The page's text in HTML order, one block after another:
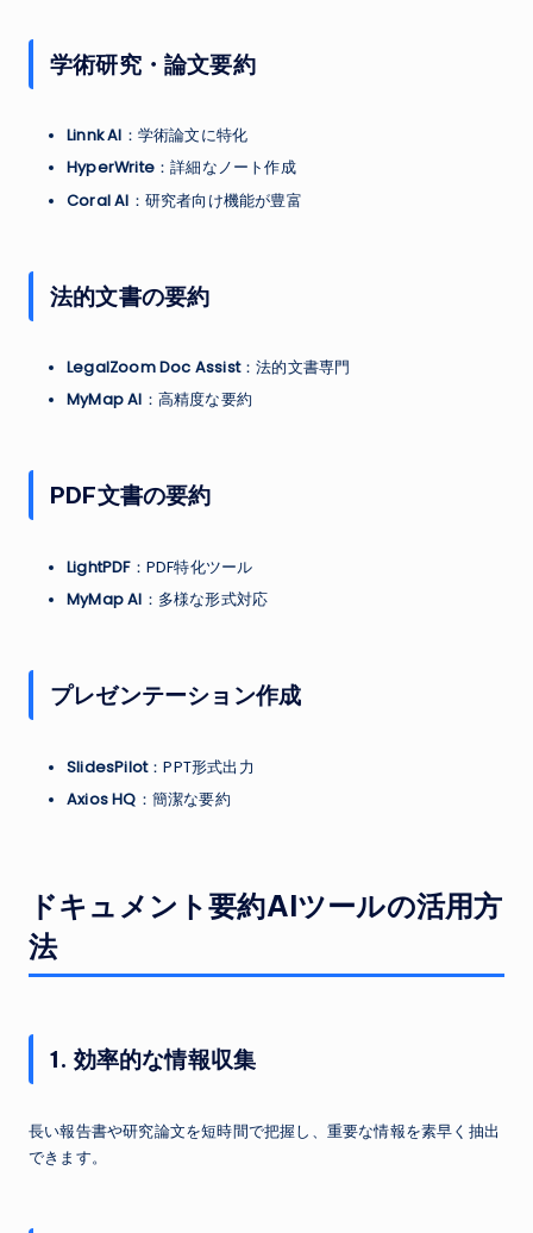
学術研究・論文要約
Linnk AI ：学術論文に特化
HyperWrite ：詳細なノート作成
Coral AI ：研究者向け機能が豊富
法的文書の要約
LegalZoom Doc Assist：法的文書専門
MyMap AI ：高精度な要約
PDF文書の要約
LightPDF：PDF特化ツール
MyMap AI ：多様な形式対応
プレゼンテーション作成
SlidesPilot：PPT形式出力
Axios HQ ：簡潔な要約
ドキュメント要約AIツールの活用方
法
1. 効率的な情報収集
長い報告書や研究論文を短時間で把握し、重要な情報を素早く抽出
できます。